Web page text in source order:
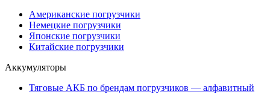
Американские погрузчики
Немецкие погрузчики
Японские погрузчики
Китайские погрузчики
Аккумуляторы
Тяговые АКБ по брендам погрузчиков — алфавитный